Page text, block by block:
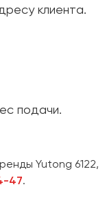
клиента.
подачи.
Yutong 6122,
47.